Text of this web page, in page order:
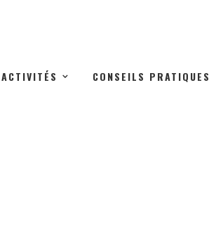
ACTIVITÉS CONSEILS PRATIQUES